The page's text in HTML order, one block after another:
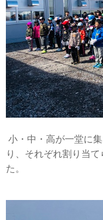
小・中・高が一堂に
り、それぞれ割り当
た。